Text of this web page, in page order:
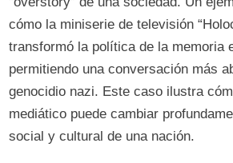
cómo la miniserie de televisión
transformó la política de la memoria
permitiendo una conversación más
genocidio nazi. Este caso ilustra
mediático puede cambiar
social y cultural de una nación.